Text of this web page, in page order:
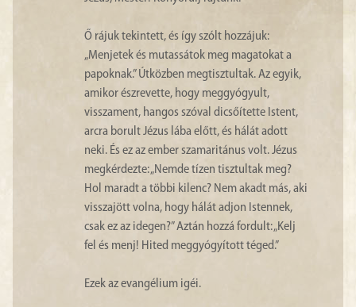
Ő rájuk tekintett, és így szólt hozzájuk:
„Menjetek és mutassátok meg magatokat a
papoknak.” Útközben megtisztultak. Az egyik,
amikor észrevette, hogy meggyógyult,
visszament, hangos szóval dicsőítette Istent,
arcra borult Jézus lába előtt, és hálát adott
neki. És ez az ember szamaritánus volt. Jézus
megkérdezte: „Nemde tízen tisztultak meg?
Hol maradt a többi kilenc? Nem akadt más, aki
visszajött volna, hogy hálát adjon Istennek,
csak ez az idegen?” Aztán hozzá fordult: „Kelj
fel és menj! Hited meggyógyított téged.”
Ezek az evangélium igéi.